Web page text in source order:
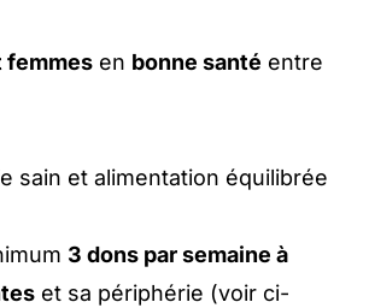
femmes en bonne santé entre
sain et alimentation équilibrée
3 dons par semaine à
et sa périphérie (voir ci-